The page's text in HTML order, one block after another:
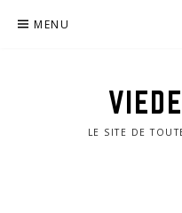
MENU
LE SITE DE